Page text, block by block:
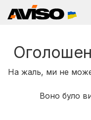
На жаль, ми не
Воно було